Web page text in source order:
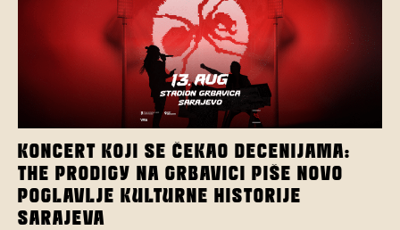
KONCERT KOJI SE ČEKAO DECENIJAMA:
THE PRODIGY NA GRBAVICI PIŠE NOVO
POGLAVLJE KULTURNE HISTORIJE
SARAJEVA